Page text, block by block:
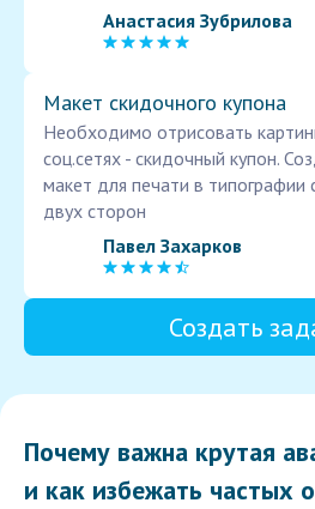
Анастасия Зубрилова
Макет скидочного купона
Необходимо отрисовать
соц.сетях - скидочный купон.
макет для печати в типографии
двух сторон
Павел Захарков
Создать
Почему важна крутая
и как избежать частых